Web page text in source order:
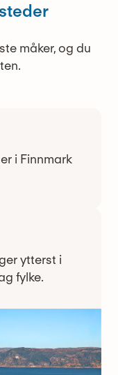
måker, og du
i Finnmark
ytterst i
fylke.